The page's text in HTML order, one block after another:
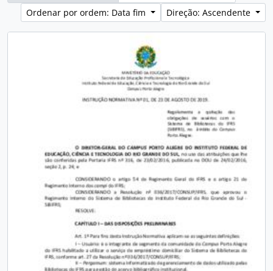
Ordenar por ordem: Data fim
Direção: Ascendente